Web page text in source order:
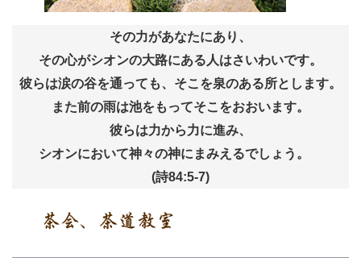
その力があなたにあり、
その心がシオンの大路にある人はさいわいです。
彼らは涙の谷を通っても、そこを泉のある所とします。
また前の雨は池をもってそこをおおいます。
彼らは力から力に進み、
シオンにおいて神々の神にまみえるでしょう。
(詩84:5-7)